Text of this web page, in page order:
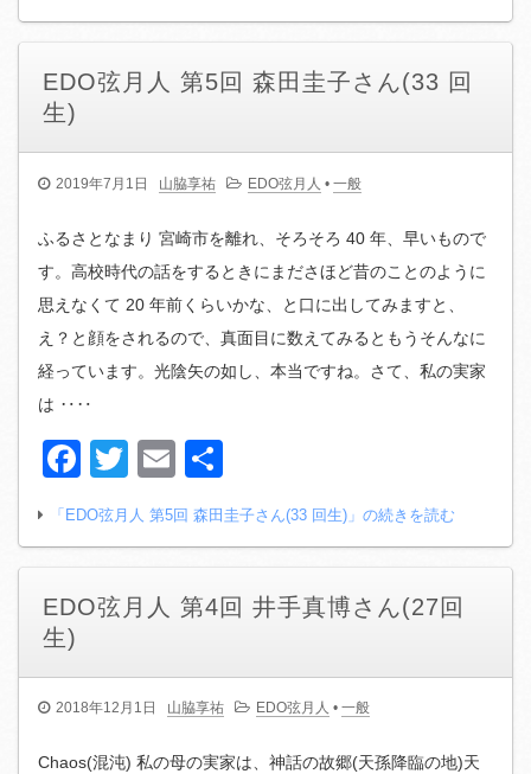
EDO弦月人 第5回 森田圭子さん(33 回
生)
2019年7月1日 山脇享祐 EDO弦月人 • 一般
ふるさとなまり 宮崎市を離れ、そろそろ 40 年、早いもので
す。高校時代の話をするときにまださほど昔のことのように
思えなくて 20 年前くらいかな、と口に出してみますと、
え？と顔をされるので、真面目に数えてみるともうそんなに
経っています。光陰矢の如し、本当ですね。さて、私の実家
は ‥‥
Facebook
Twitter
Email
有
「EDO弦月人 第5回 森田圭子さん(33 回生)」の続きを読む
EDO弦月人 第4回 井手真博さん(27回
生)
2018年12月1日 山脇享祐 EDO弦月人 • 一般
Chaos(混沌) 私の母の実家は、神話の故郷(天孫降臨の地)天